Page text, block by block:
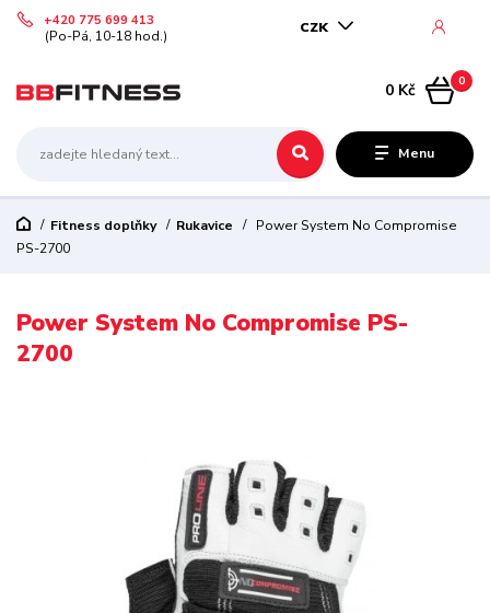
Menu
CZK
+420 775 699 413
(Po-Pá, 10-18 hod.)
0
0 Kč
Fitness doplňky Rukavice
Power System No Compromise
PS-2700
Power System No Compromise PS-
2700